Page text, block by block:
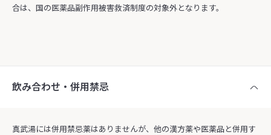
合は、国の医薬品副作用被害救済制度の対象外となります。
飲み合わせ・併用禁忌
真武湯には併用禁忌薬はありませんが、他の漢方薬や医薬品と併用す